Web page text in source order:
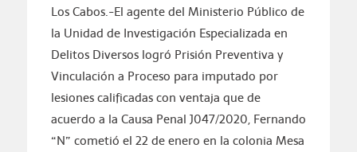
Los Cabos.-El agente del Ministerio Público de
la Unidad de Investigación Especializada en
Delitos Diversos logró Prisión Preventiva y
Vinculación a Proceso para imputado por
lesiones calificadas con ventaja que de
acuerdo a la Causa Penal J047/2020, Fernando
“N” cometió el 22 de enero en la colonia Mesa